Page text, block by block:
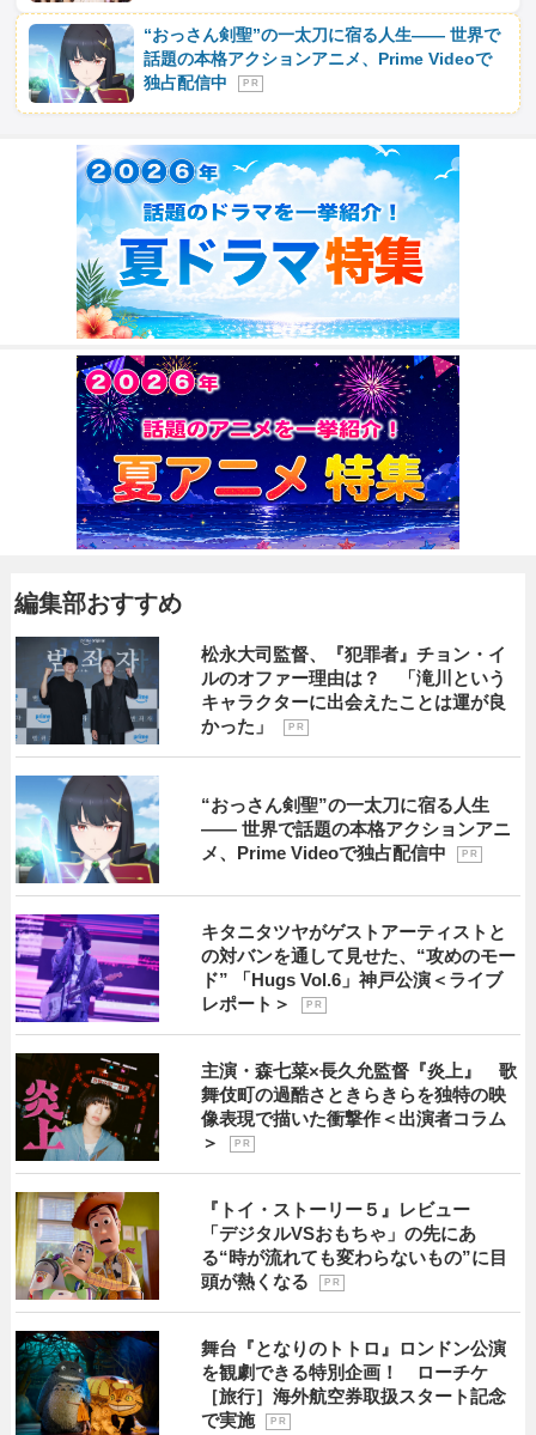
“おっさん剣聖”の一太刀に宿る人生―― 世界で
話題の本格アクションアニメ、Prime Videoで
独占配信中
P R
編集部おすすめ
松永大司監督、『犯罪者』チョン・イ
ルのオファー理由は？ 「滝川という
キャラクターに出会えたことは運が良
かった」
P R
“おっさん剣聖”の一太刀に宿る人生
―― 世界で話題の本格アクションアニ
メ、Prime Videoで独占配信中
P R
キタニタツヤがゲストアーティストと
の対バンを通して見せた、“攻めのモー
ド” 「Hugs Vol.6」神戸公演＜ライブ
レポート＞
P R
主演・森七菜×長久允監督『炎上』 歌
舞伎町の過酷さときらきらを独特の映
像表現で描いた衝撃作＜出演者コラム
＞
P R
『トイ・ストーリー５』レビュー
「デジタルVSおもちゃ」の先にあ
る“時が流れても変わらないもの”に目
頭が熱くなる
P R
舞台『となりのトトロ』ロンドン公演
を観劇できる特別企画！ ローチケ
［旅行］海外航空券取扱スタート記念
で実施
P R